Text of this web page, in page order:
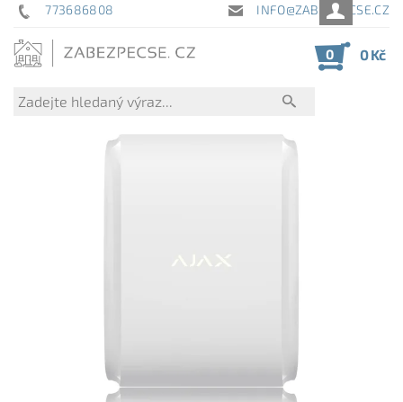
773686808 INFO@ZABEZPECSE.CZ
0 0 Kč